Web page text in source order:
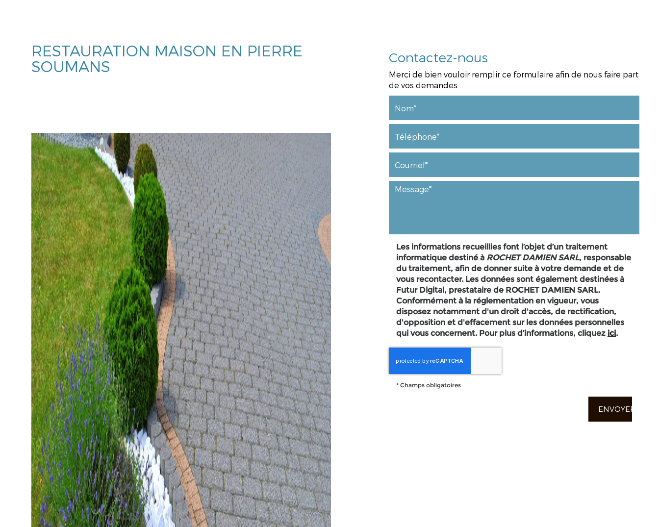
RESTAURATION MAISON EN PIERRE
SOUMANS
Contactez-nous
Merci de bien vouloir remplir ce formulaire afin de nous faire part
de vos demandes.
Les informations recueillies font l’objet d’un traitement
informatique destiné àROCHET DAMIEN SARL, responsable
du traitement, afin de donner suite à votre demande et de
vous recontacter. Les données sont également destinées à
Futur Digital, prestataire de ROCHET DAMIEN SARL.
Conformément à la réglementation en vigueur, vous
disposez notamment d'un droit d'accès, de rectification,
d'opposition et d'effacement sur les données personnelles
qui vous concernent. Pour plus d’informations, cliquez ici.
* Champs obligatoires